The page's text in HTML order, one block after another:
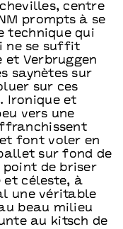
centre
prompts à se
technique qui
ne se suffit
et Verbruggen
saynètes sur
sur ces
Ironique et
vers une
font voler en
sur fond de
point de briser
et céleste, à
une véritable
beau milieu
au kitsch de